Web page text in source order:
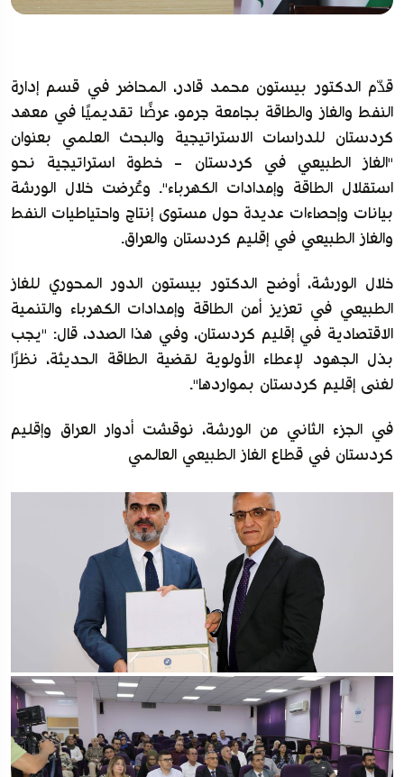
قدّم الدكتور بيستون محمد قادر، المحاضر في قسم إدارة
النفط والغاز والطاقة بجامعة جرمو، عرضًا تقديميًا في معهد
كردستان للدراسات الاستراتيجية والبحث العلمي بعنوان
"الغاز الطبيعي في كردستان - خطوة استراتيجية نحو
استقلال الطاقة وإمدادات الكهرباء". وعُرضت خلال الورشة
بيانات وإحصاءات عديدة حول مستوى إنتاج واحتياطيات النفط
والغاز الطبيعي في إقليم كردستان والعراق.
خلال الورشة، أوضح الدكتور بيستون الدور المحوري للغاز
الطبيعي في تعزيز أمن الطاقة وإمدادات الكهرباء والتنمية
الاقتصادية في إقليم كردستان، وفي هذا الصدد، قال: "يجب
بذل الجهود لإعطاء الأولوية لقضية الطاقة الحديثة، نظرًا
لغنى إقليم كردستان بمواردها".
في الجزء الثاني من الورشة، نوقشت أدوار العراق وإقليم
كردستان في قطاع الغاز الطبيعي العالمي